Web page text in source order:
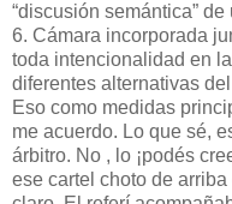
“discusión semántica” de
6. Cámara incorporada
toda intencionalidad en
diferentes alternativas
Eso como medidas
me acuerdo. Lo que sé,
árbitro. No , lo ¡podés
ese cartel choto de